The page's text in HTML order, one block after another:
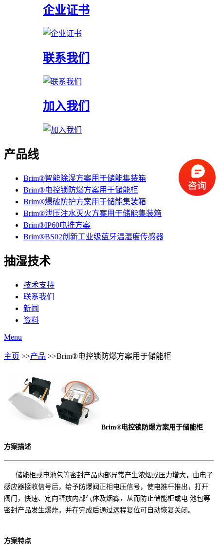
企业证书
联系我们
加入我们
产品线
Brim®智能除湿方案用于储能集装箱
Brim®电控锁防爆方案用于储能柜
Brim®爆破防护方案用于储能集装箱
Brim®泄压注水灭火方案用于储能集装箱
Brim®IP60电推方案
Brim®BS02创新工业级蓝牙温湿度传感器
抽湿技术
技术支持
联系我们
新闻
资料
Menu
主页 >>产品 >>Brim®电控锁防爆方案用于储能柜
Brim®电控锁防爆方案用于储能柜
方案描述
储能柜或电池包等密封产品内部异常产生浓烟或压力增大，由电子
感应器接收信号后，给予防爆阀正相电压信号，使电推杆推出，打开
阀门，快速、定向释放内部气体及烟雾，从而防止储能柜或电 池包等
密封产品发生爆炸。并在完成后通过远程复位可自动恢复关闭。
方案特点